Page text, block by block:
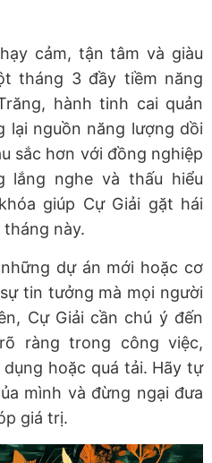
cảm, tận tâm và giàu
tháng 3 đầy tiềm năng
hành tinh cai quản
lại nguồn năng lượng dồi
sắc hơn với đồng nghiệp
lắng nghe và thấu hiểu
giúp Cự Giải gặt hái
này.
dự án mới hoặc cơ
tin tưởng mà mọi người
Cự Giải cần chú ý đến
ràng trong công việc,
hoặc quá tải. Hãy tự
mình và đừng ngại đưa
giá trị.